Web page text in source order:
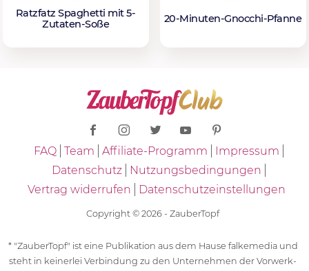
Ratzfatz Spaghetti mit 5-
Zutaten-Soße
20-Minuten-Gnocchi-Pfanne
FAQ Team Affiliate-Programm
Impressum
Datenschutz
Nutzungsbedingungen
Vertrag widerrufen
Datenschutzeinstellungen
Copyright © 2026 - ZauberTopf
* "ZauberTopf" ist eine Publikation aus dem Hause falkemedia und
steht in keinerlei Verbindung zu den Unternehmen der Vorwerk-